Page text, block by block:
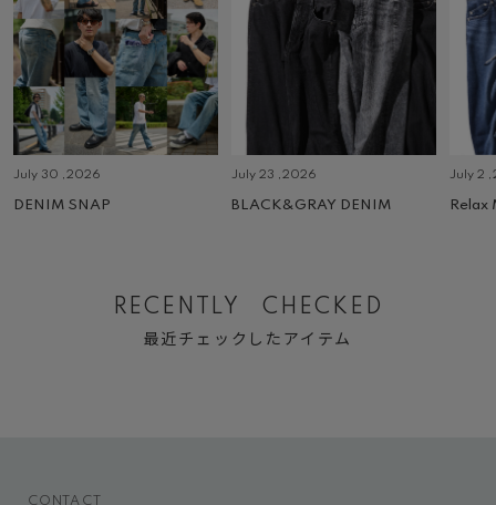
July 30 ,2026
DENIM SNAP
July 23 ,2026
BLACK&GRAY DENIM
July 2
Relax
RECENTLY CHECKED
最近チェックしたアイテム
CONTACT